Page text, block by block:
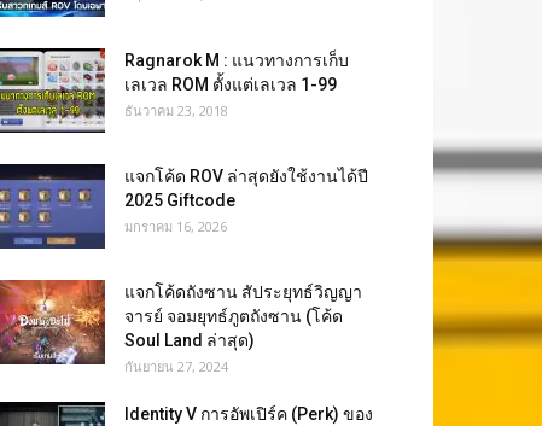
Ragnarok M : แนวทางการเก็บ
เลเวล ROM ตั้งแต่เลเวล 1-99
ธันวาคม 23, 2018
แจกโค้ด ROV ล่าสุดยังใช้งานได้ปี
2025 Giftcode
มกราคม 16, 2026
แจกโค้ดถังซาน สัประยุทธ์วิญญา
จารย์ จอมยุทธ์ภูตถังซาน (โค้ด
Soul Land ล่าสุด)
กันยายน 27, 2024
Identity V การอัพเปิร์ค (Perk) ของ